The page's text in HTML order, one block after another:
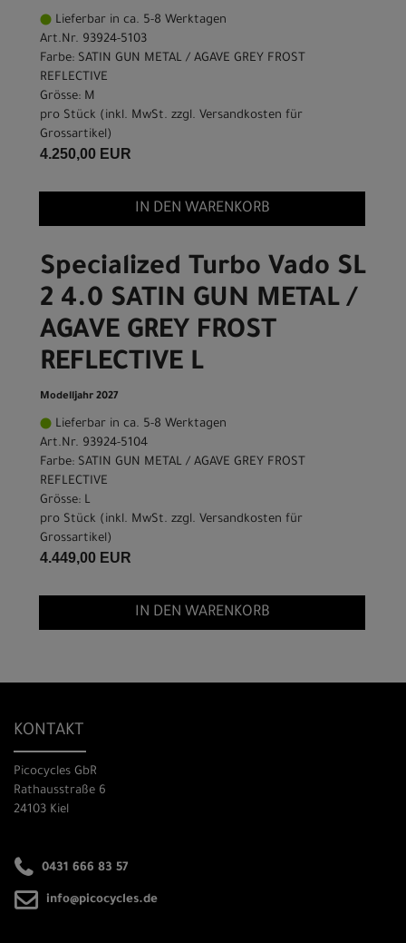
Lieferbar in ca. 5-8 Werktagen
Art.Nr. 93924-5103
Farbe: SATIN GUN METAL / AGAVE GREY FROST
REFLECTIVE
Grösse: M
pro Stück (inkl. MwSt. zzgl. Versandkosten für
Grossartikel )
4.250,00 EUR
IN DEN WARENKORB
Specialized Turbo Vado SL
2 4.0 SATIN GUN METAL /
AGAVE GREY FROST
REFLECTIVE L
Modelljahr 2027
Lieferbar in ca. 5-8 Werktagen
Art.Nr. 93924-5104
Farbe: SATIN GUN METAL / AGAVE GREY FROST
REFLECTIVE
Grösse: L
pro Stück (inkl. MwSt. zzgl. Versandkosten für
Grossartikel )
4.449,00 EUR
IN DEN WARENKORB
KONTAKT
Picocycles GbR
Rathausstraße 6
24103 Kiel
0431 666 83 57
info@picocycles.de